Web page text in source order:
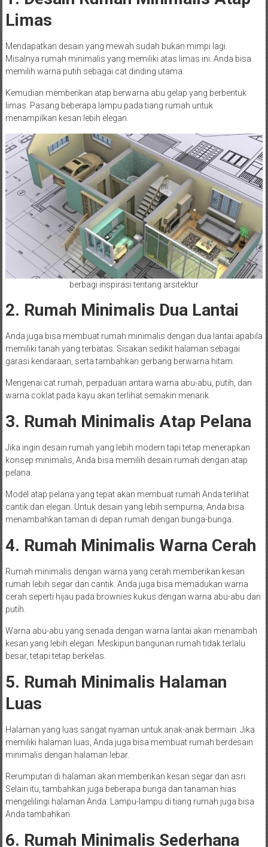
Limas
Mendapatkan desain yang mewah sudah bukan mimpi lagi.
Misalnya rumah minimalis yang memiliki atas limas ini. Anda bisa
memilih warna putih sebagai cat dinding utama.
Kemudian memberikan atap berwarna abu gelap yang berbentuk
limas. Pasang beberapa lampu pada tiang rumah untuk
menampilkan kesan lebih elegan.
berbagi inspirasi tentang arsitektur
2. Rumah Minimalis Dua Lantai
Anda juga bisa membuat rumah minimalis dengan dua lantai apabila
memiliki tanah yang terbatas. Sisakan sedikit halaman sebagai
garasi kendaraan, serta tambahkan gerbang berwarna hitam.
Mengenai cat rumah, perpaduan antara warna abu-abu, putih, dan
warna coklat pada kayu akan terlihat semakin menarik.
3. Rumah Minimalis Atap Pelana
Jika ingin desain rumah yang lebih modern tapi tetap menerapkan
konsep minimalis, Anda bisa memilih desain rumah dengan atap
pelana.
Model atap pelana yang tepat akan membuat rumah Anda terlihat
cantik dan elegan. Untuk desain yang lebih sempurna, Anda bisa
menambahkan taman di depan rumah dengan bunga-bunga.
4. Rumah Minimalis Warna Cerah
Rumah minimalis dengan warna yang cerah memberikan kesan
rumah lebih segar dan cantik. Anda juga bisa memadukan warna
cerah seperti hijau pada brownies kukus dengan warna abu-abu dan
putih.
Warna abu-abu yang senada dengan warna lantai akan menambah
kesan yang lebih elegan. Meskipun bangunan rumah tidak terlalu
besar, tetapi tetap berkelas.
5. Rumah Minimalis Halaman
Luas
Halaman yang luas sangat nyaman untuk anak-anak bermain. Jika
memiliki halaman luas, Anda juga bisa membuat rumah berdesain
minimalis dengan halaman lebar.
Rerumputan di halaman akan memberikan kesan segar dan asri.
Selain itu, tambahkan juga beberapa bunga dan tanaman hias
mengelilingi halaman Anda. Lampu-lampu di tiang rumah juga bisa
Anda tambahkan.
6. Rumah Minimalis Sederhana